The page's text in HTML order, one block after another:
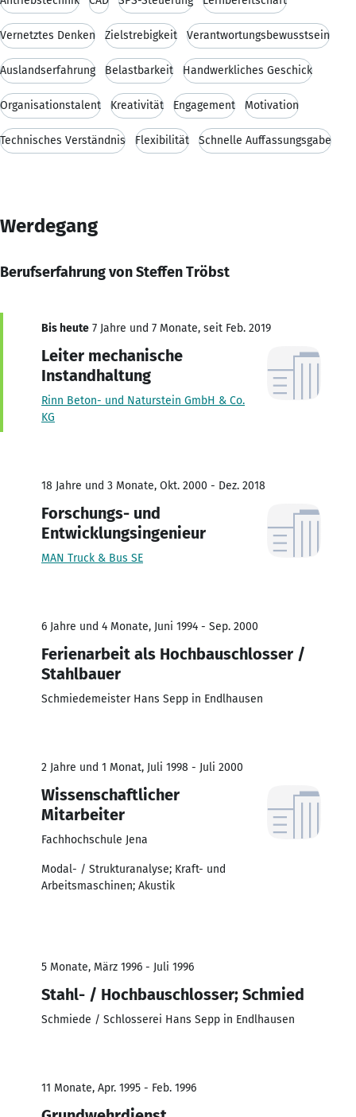
Vernetztes Denken Zielstrebigkeit Verantwortungsbewusstsein
Auslandserfahrung Belastbarkeit Handwerkliches Geschick
Organisationstalent Kreativität Engagement Motivation
Technisches Verständnis Flexibilität Schnelle Auffassungsgabe
Werdegang
Berufserfahrung von Steffen Tröbst
Bis heute 7 Jahre und 7 Monate, seit Feb. 2019
Leiter mechanische
Instandhaltung
Rinn Beton- und Naturstein GmbH & Co.
KG
18 Jahre und 3 Monate, Okt. 2000 - Dez. 2018
Forschungs- und
Entwicklungsingenieur
MAN Truck & Bus SE
6 Jahre und 4 Monate, Juni 1994 - Sep. 2000
Ferienarbeit als Hochbauschlosser /
Stahlbauer
Schmiedemeister Hans Sepp in Endlhausen
2 Jahre und 1 Monat, Juli 1998 - Juli 2000
Wissenschaftlicher
Mitarbeiter
Fachhochschule Jena
Modal- / Strukturanalyse; Kraft- und
Arbeitsmaschinen; Akustik
5 Monate, März 1996 - Juli 1996
Stahl- / Hochbauschlosser; Schmied
Schmiede / Schlosserei Hans Sepp in Endlhausen
11 Monate, Apr. 1995 - Feb. 1996